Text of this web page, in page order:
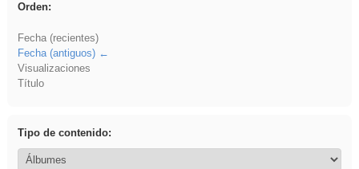
Orden:
Fecha (recientes)
Fecha (antiguos)
Visualizaciones
Título
Tipo de contenido: